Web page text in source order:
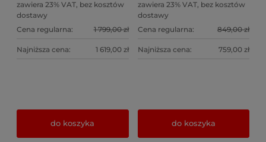
zawiera 23% VAT, bez kosztów
dostawy
Cena regularna:
1 799,00 zł
Najniższa cena: 1 619,00 zł
do koszyka
zawiera 23% VAT, bez kosztów
dostawy
Cena regularna:
849,00 zł
Najniższa cena: 759,00 zł
do koszyka